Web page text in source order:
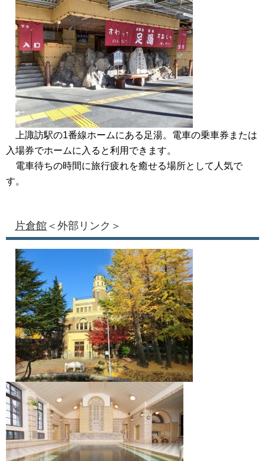
上諏訪駅の1番線ホームにある足湯。電車の乗車券または
入場券でホームに入ると利用できます。
電車待ちの時間に旅行疲れを癒せる場所として人気で
す。
片倉館 ＜外部リンク＞